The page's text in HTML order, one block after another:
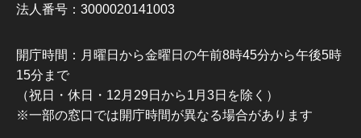
法人番号：3000020141003
開庁時間：月曜日から金曜日の午前8時45分から午後5時
15分まで
（祝日・休日・12月29日から1月3日を除く）
※一部の窓口では開庁時間が異なる場合があります